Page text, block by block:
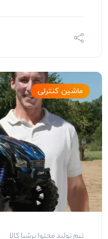
ماشین کنترلی
تیم تولید محتوا پرشیا کالا